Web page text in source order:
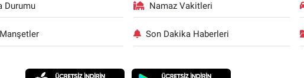
Durumu Namaz Vakitleri
Son Dakika Haberleri